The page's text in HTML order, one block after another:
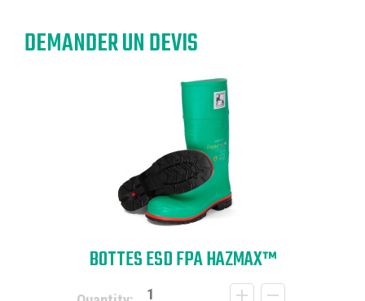
DEMANDER UN DEVIS
BOTTES ESD FPA HAZMAX™